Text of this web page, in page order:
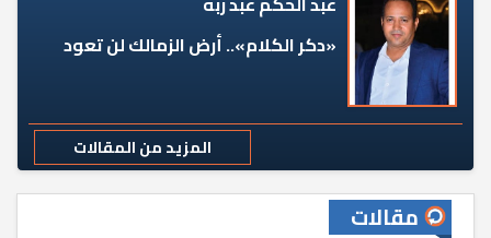
«دكر الكلام».. أرض الزمالك لن تعود
المزيد من المقالات
مقالات